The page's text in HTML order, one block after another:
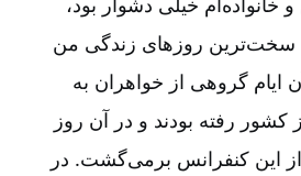
سخت‌‌ترین روزهای زندگی من
ایام گروهی از خواهران به
کشور رفته بودند و در آن روز
کنفرانس برمی‌‌گشت. در